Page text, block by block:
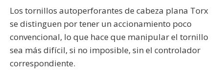
Los tornillos autoperforantes de cabeza plana Torx
se distinguen por tener un accionamiento poco
convencional, lo que hace que manipular el tornillo
sea más difícil, si no imposible, sin el controlador
correspondiente.